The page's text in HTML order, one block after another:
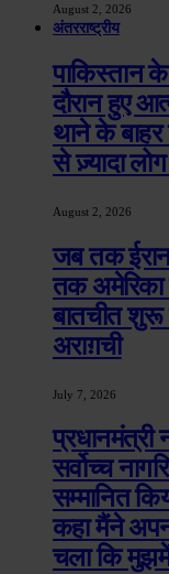
August 2, 2026
अंतरराष्ट्रीय
पाकिस्तान
दौरान हुए
थाने के
से ज़्यादा
August 2, 2026
जब तक
तक
बातचीत शुरू
अराग़ची
July 7, 2026
प्रधानमंत्री
सर्वोच्च
सम्मानित
कहा मैंने
चला कि मुझमें